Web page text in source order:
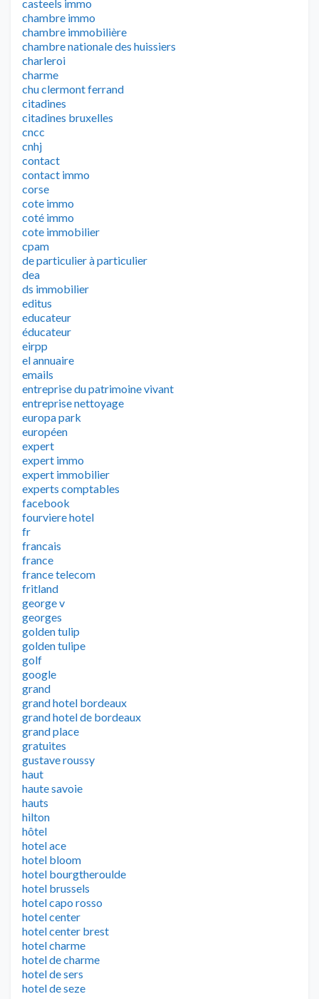
casteels immo
chambre immo
chambre immobilière
chambre nationale des huissiers
charleroi
charme
chu clermont ferrand
citadines
citadines bruxelles
cncc
cnhj
contact
contact immo
corse
cote immo
coté immo
cote immobilier
cpam
de particulier à particulier
dea
ds immobilier
editus
educateur
éducateur
eirpp
el annuaire
emails
entreprise du patrimoine vivant
entreprise nettoyage
europa park
européen
expert
expert immo
expert immobilier
experts comptables
facebook
fourviere hotel
fr
francais
france
france telecom
fritland
george v
georges
golden tulip
golden tulipe
golf
google
grand
grand hotel bordeaux
grand hotel de bordeaux
grand place
gratuites
gustave roussy
haut
haute savoie
hauts
hilton
hôtel
hotel ace
hotel bloom
hotel bourgtheroulde
hotel brussels
hotel capo rosso
hotel center
hotel center brest
hotel charme
hotel de charme
hotel de sers
hotel de seze